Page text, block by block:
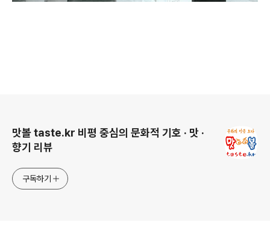
맛볼 taste.kr 비평 중심의 문화적 기호 · 맛 ·
향기 리뷰
구독하기